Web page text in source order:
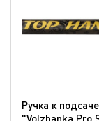
Ручка к
"Volzhanka Pro